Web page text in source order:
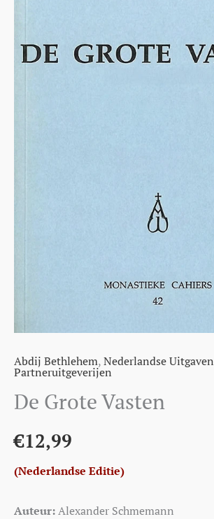
Abdij Bethlehem,Nederlandse Uitgaven
Partneruitgeverijen
De Grote Vasten
€12,99
(Nederlandse Editie)
Auteur:Alexander Schmemann